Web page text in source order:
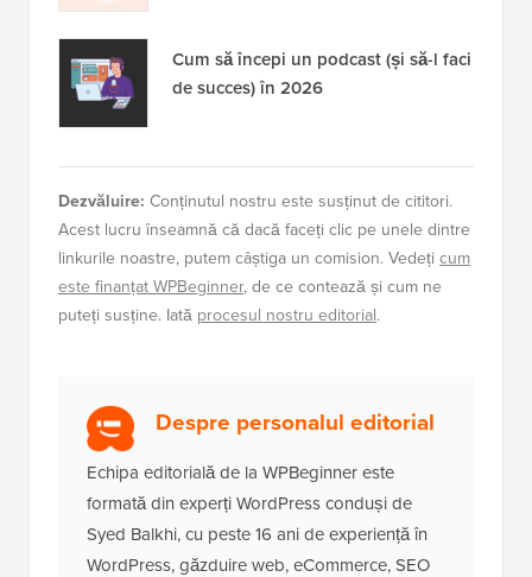
Cum să începi un podcast (și să-l faci
de succes) în 2026
Dezvăluire: Conținutul nostru este susținut de cititori.
Acest lucru înseamnă că dacă faceți clic pe unele dintre
linkurile noastre, putem câștiga un comision. Vedeți cum
este finanțat WPBeginner, de ce contează și cum ne
puteți susține. Iată procesul nostru editorial.
Despre personalul editorial
Echipa editorială de la WPBeginner este
formată din experți WordPress conduși de
Syed Balkhi, cu peste 16 ani de experiență în
WordPress, găzduire web, eCommerce, SEO